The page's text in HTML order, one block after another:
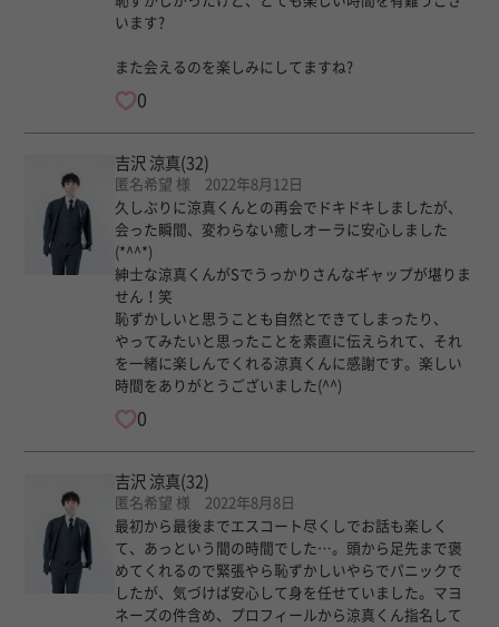
います?
また会えるのを楽しみにしてますね?
0
吉沢 涼真(32)
匿名希望 様 2022年8月12日
久しぶりに涼真くんとの再会でドキドキしましたが、
会った瞬間、変わらない癒しオーラに安心しました
(*^^*)
紳士な涼真くんがSでうっかりさんなギャップが堪りま
せん！笑
恥ずかしいと思うことも自然とできてしまったり、
やってみたいと思ったことを素直に伝えられて、それ
を一緒に楽しんでくれる涼真くんに感謝です。楽しい
時間をありがとうございました(^^)
0
吉沢 涼真(32)
匿名希望 様 2022年8月8日
最初から最後までエスコート尽くしでお話も楽しく
て、あっという間の時間でした…。頭から足先まで褒
めてくれるので緊張やら恥ずかしいやらでパニックで
したが、気づけば安心して身を任せていました。マヨ
ネーズの件含め、プロフィールから涼真くん指名して